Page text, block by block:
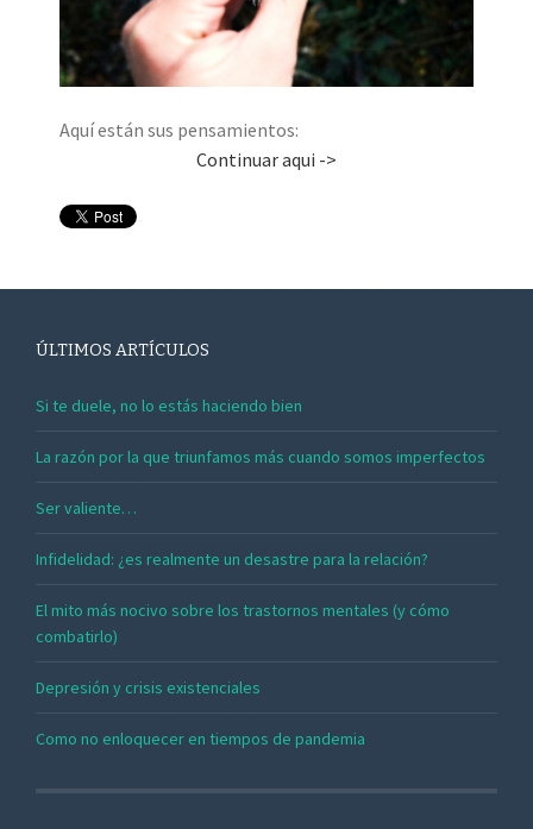
Aquí están sus pensamientos:
Continuar aqui ->
ÚLTIMOS ARTÍCULOS
Si te duele, no lo estás haciendo bien
La razón por la que triunfamos más cuando somos imperfectos
Ser valiente…
Infidelidad: ¿es realmente un desastre para la relación?
El mito más nocivo sobre los trastornos mentales (y cómo
combatirlo)
Depresión y crisis existenciales
Como no enloquecer en tiempos de pandemia